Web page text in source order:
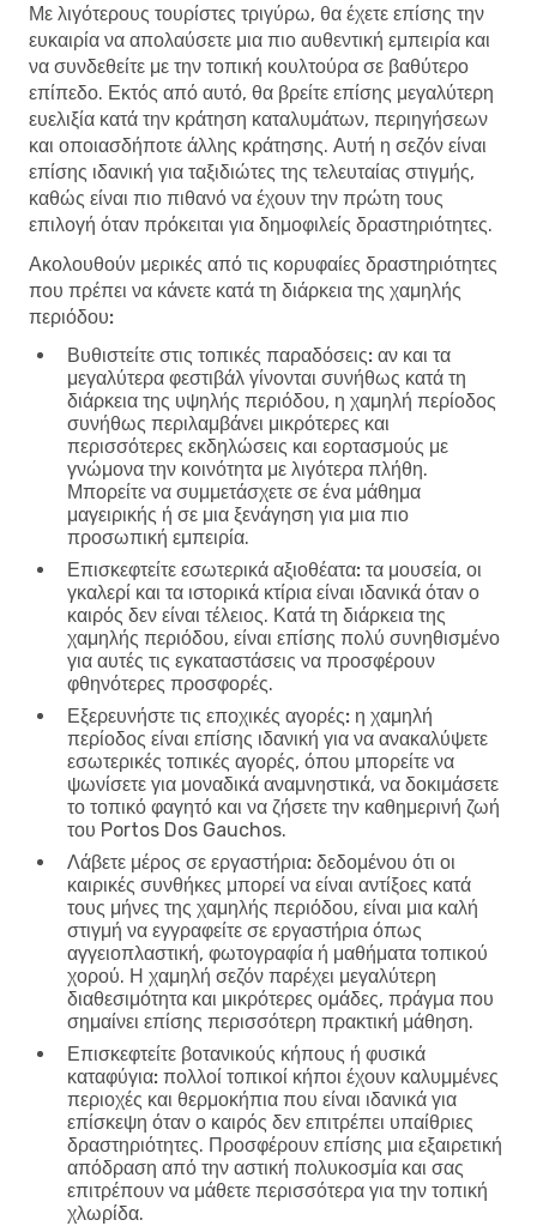
Με λιγότερους τουρίστες τριγύρω, θα έχετε επίσης την
ευκαιρία να απολαύσετε μια πιο αυθεντική εμπειρία και
να συνδεθείτε με την τοπική κουλτούρα σε βαθύτερο
επίπεδο. Εκτός από αυτό, θα βρείτε επίσης μεγαλύτερη
ευελιξία κατά την κράτηση καταλυμάτων, περιηγήσεων
και οποιασδήποτε άλλης κράτησης. Αυτή η σεζόν είναι
επίσης ιδανική για ταξιδιώτες της τελευταίας στιγμής,
καθώς είναι πιο πιθανό να έχουν την πρώτη τους
επιλογή όταν πρόκειται για δημοφιλείς δραστηριότητες.
Ακολουθούν μερικές από τις κορυφαίες δραστηριότητες
που πρέπει να κάνετε κατά τη διάρκεια της χαμηλής
περιόδου:
Βυθιστείτε στις τοπικές παραδόσεις: αν και τα
μεγαλύτερα φεστιβάλ γίνονται συνήθως κατά τη
διάρκεια της υψηλής περιόδου, η χαμηλή περίοδος
συνήθως περιλαμβάνει μικρότερες και
περισσότερες εκδηλώσεις και εορτασμούς με
γνώμονα την κοινότητα με λιγότερα πλήθη.
Μπορείτε να συμμετάσχετε σε ένα μάθημα
μαγειρικής ή σε μια ξενάγηση για μια πιο
προσωπική εμπειρία.
Επισκεφτείτε εσωτερικά αξιοθέατα: τα μουσεία, οι
γκαλερί και τα ιστορικά κτίρια είναι ιδανικά όταν ο
καιρός δεν είναι τέλειος. Κατά τη διάρκεια της
χαμηλής περιόδου, είναι επίσης πολύ συνηθισμένο
για αυτές τις εγκαταστάσεις να προσφέρουν
φθηνότερες προσφορές.
Εξερευνήστε τις εποχικές αγορές: η χαμηλή
περίοδος είναι επίσης ιδανική για να ανακαλύψετε
εσωτερικές τοπικές αγορές, όπου μπορείτε να
ψωνίσετε για μοναδικά αναμνηστικά, να δοκιμάσετε
το τοπικό φαγητό και να ζήσετε την καθημερινή ζωή
του Portos Dos Gauchos.
Λάβετε μέρος σε εργαστήρια: δεδομένου ότι οι
καιρικές συνθήκες μπορεί να είναι αντίξοες κατά
τους μήνες της χαμηλής περιόδου, είναι μια καλή
στιγμή να εγγραφείτε σε εργαστήρια όπως
αγγειοπλαστική, φωτογραφία ή μαθήματα τοπικού
χορού. Η χαμηλή σεζόν παρέχει μεγαλύτερη
διαθεσιμότητα και μικρότερες ομάδες, πράγμα που
σημαίνει επίσης περισσότερη πρακτική μάθηση.
Επισκεφτείτε βοτανικούς κήπους ή φυσικά
καταφύγια: πολλοί τοπικοί κήποι έχουν καλυμμένες
περιοχές και θερμοκήπια που είναι ιδανικά για
επίσκεψη όταν ο καιρός δεν επιτρέπει υπαίθριες
δραστηριότητες. Προσφέρουν επίσης μια εξαιρετική
απόδραση από την αστική πολυκοσμία και σας
επιτρέπουν να μάθετε περισσότερα για την τοπική
χλωρίδα.